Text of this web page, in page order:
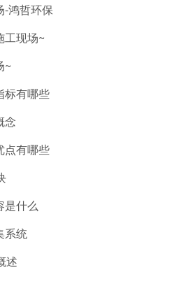
-鸿哲环保
工现场~
~
标有哪些
念
点有哪些
是什么
系统
述